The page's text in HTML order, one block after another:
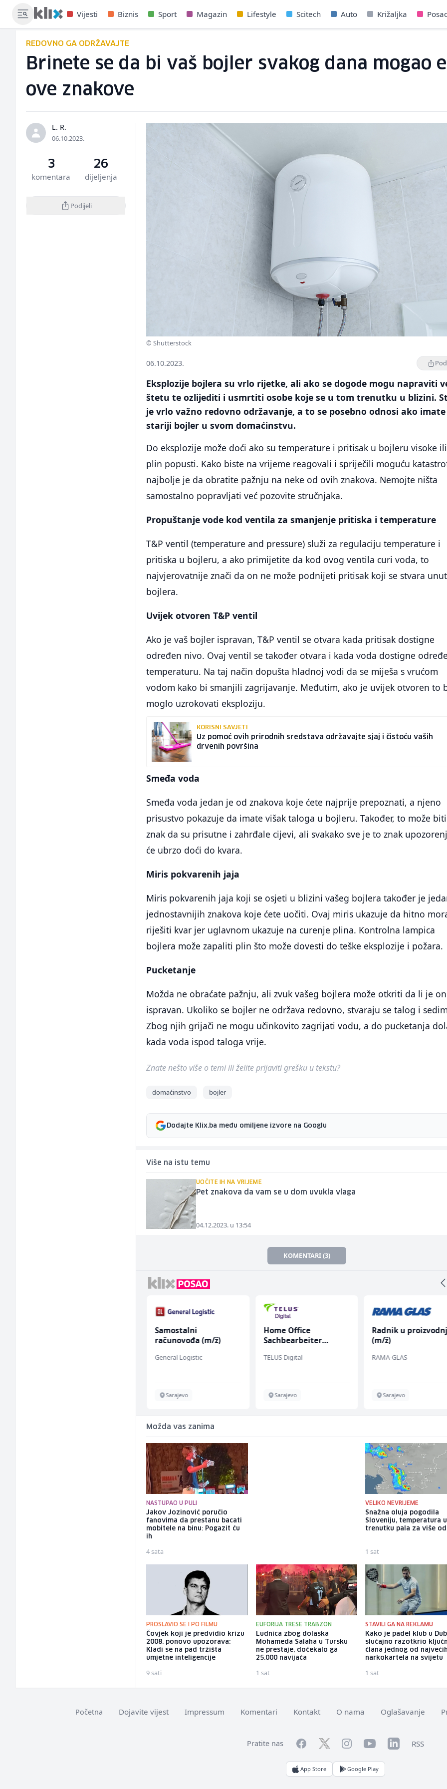
Vijesti Biznis Sport Magazin Lifestyle Scitech Auto Križaljka
REDOVNO GA ODRŽAVAJTE
Brinete se da bi vaš bojler svakog dana mogao
ove znakove
L. R.
06.10.2023.
3
komentara
26
dijeljenja
Podijeli
© Shutterstock
06.10.2023.
Eksplozije bojlera su vrlo rijetke, ali ako se dogode mogu napraviti
štetu te ozlijediti i usmrtiti osobe koje se u tom trenutku u blizini.
je vrlo važno redovno održavanje, a to se posebno odnosi ako imate
stariji bojler u svom domaćinstvu.
Do eksplozije može doći ako su temperature i pritisak u bojleru visoke
plin popusti. Kako biste na vrijeme reagovali i spriječili moguću
najbolje je da obratite pažnju na neke od ovih znakova. Nemojte ništa
samostalno popravljati već pozovite stručnjaka.
Propuštanje vode kod ventila za smanjenje pritiska i temperature
T&P ventil (temperature and pressure) služi za regulaciju temperature i
pritiska u bojleru, a ako primijetite da kod ovog ventila curi voda, to
najvjerovatnije znači da on ne može podnijeti pritisak koji se stvara
bojlera.
Uvijek otvoren T&P ventil
Ako je vaš bojler ispravan, T&P ventil se otvara kada pritisak dostigne
određen nivo. Ovaj ventil se također otvara i kada voda dostigne
temperaturu. Na taj način dopušta hladnoj vodi da se miješa s vrućom
vodom kako bi smanjili zagrijavanje. Međutim, ako je uvijek otvoren to
moglo uzrokovati eksploziju.
KORISNI SAVJETI
Uz pomoć ovih prirodnih sredstava održavajte sjaj i čistoću vaših
drvenih površina
Smeđa voda
Smeđa voda jedan je od znakova koje ćete najprije prepoznati, a njeno
prisustvo pokazuje da imate višak taloga u bojleru. Također, to može biti
znak da su prisutne i zahrđale cijevi, ali svakako sve je to znak
će ubrzo doći do kvara.
Miris pokvarenih jaja
Miris pokvarenih jaja koji se osjeti u blizini vašeg bojlera također je
jednostavnijih znakova koje ćete uočiti. Ovaj miris ukazuje da hitno
riješiti kvar jer uglavnom ukazuje na curenje plina. Kontrolna lampica
bojlera može zapaliti plin što može dovesti do teške eksplozije i požara.
Pucketanje
Možda ne obraćate pažnju, ali zvuk vašeg bojlera može otkriti da li je on
ispravan. Ukoliko se bojler ne održava redovno, stvaraju se talog i
Zbog njih grijači ne mogu učinkovito zagrijati vodu, a do pucketanja
kada voda ispod taloga vrije.
Znate nešto više o temi ili želite prijaviti grešku u tekstu?
domaćinstvo bojler
Dodajte Klix.ba među omiljene izvore na Googlu
Više na istu temu
UOČITE IH NA VRIJEME
Pet znakova da vam se u dom uvukla vlaga
04.12.2023. u 13:54
KOMENTARI (3)
Samostalni
računovođa (m/ž)
General Logistic
Sarajevo
Home Office
Sachbearbeiter
bekannten deutschen
TELUS Digital
Sarajevo
Radnik u
(m/ž)
RAMA-GLAS
Sarajevo
Možda vas zanima
NASTUPAO U PULI
Jakov Jozinović poručio
fanovima da prestanu bacati
mobitele na binu: Pogazit ću
ih
4 sata
VELIKO NEVRIJEME
Snažna oluja pogodila
Sloveniju, temperatura u
trenutku pala za više od
1 sat
PROSLAVIO SE I PO FILMU
Čovjek koji je predvidio krizu
2008. ponovo upozorava:
Kladi se na pad tržišta
umjetne inteligencije
9 sati
EUFORIJA TRESE TRABZON
Ludnica zbog dolaska
Mohameda Salaha u Tursku
ne prestaje, dočekalo ga
25.000 navijača
1 sat
STAVILI GA NA REKLAMU
Kako je padel klub u
slučajno razotkrio
člana jednog od najvećih
narkokartela na svijetu
1 sat
Početna Dojavite vijest Impressum Komentari Kontakt O nama Oglašavanje
Pratite nas FacebookTwitterInstagramYouTubeLinkedInRSS
App Store Google Play